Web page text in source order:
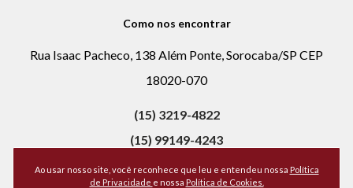
Como nos encontrar
Rua Isaac Pacheco, 138 Além Ponte, Sorocaba/SP CEP
18020-070
(15) 3219-4822
(15) 99149-4243
Ao usar nosso site, você reconhece que leu e entendeu nossa Política
de Privacidade e nossa Política de Cookies.